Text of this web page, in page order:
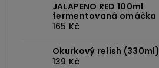
JALAPENO RED 100ml
fermentovaná omáčka
165 Kč
Okurkový relish (330ml)
139 Kč